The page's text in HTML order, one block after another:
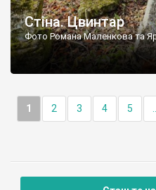
Стіна. Цвинтар
Фото Романа Маленкова та
1 2 3 4 5